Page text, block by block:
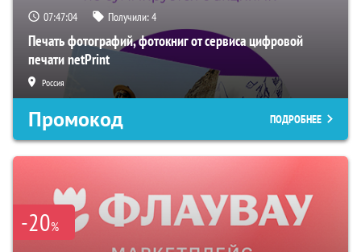
07:47:03 Получили:4
Печать фотографий, фотокниг от сервиса цифровой
печати netPrint
Россия
Промокод ПОДРОБНЕЕ
-20%